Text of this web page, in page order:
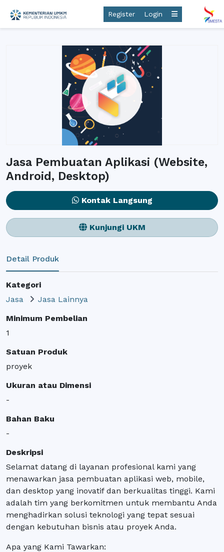
Register Login
Jasa Pembuatan Aplikasi (Website,
Android, Desktop)
Kontak Langsung
Kunjungi UKM
Detail Produk
Kategori
Jasa
Jasa Lainnya
Minimum Pembelian
1
Satuan Produk
proyek
Ukuran atau Dimensi
-
Bahan Baku
-
Deskripsi
Selamat datang di layanan profesional kami yang
menawarkan jasa pembuatan aplikasi web, mobile,
dan desktop yang inovatif dan berkualitas tinggi. Kami
adalah tim yang berkomitmen untuk membantu Anda
menghadirkan solusi teknologi yang tepat sesuai
dengan kebutuhan bisnis atau proyek Anda.
Apa yang Kami Tawarkan: